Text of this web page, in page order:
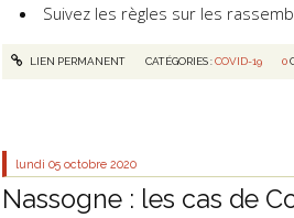
Suivez les règles sur les
LIEN PERMANENT CATÉGORIES :COVID-19 0
lundi 05 octobre 2020
Nassogne : les cas de